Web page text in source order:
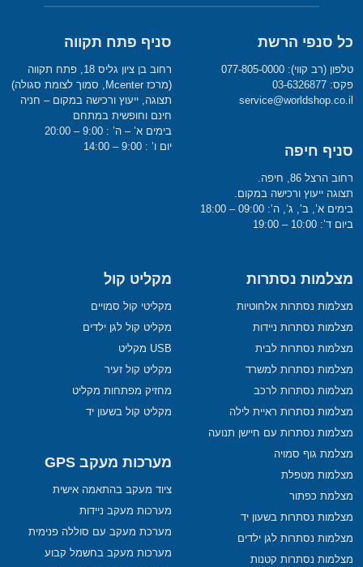
כל סנפי הרשת
טלפון (רב קווי): 077-805-0000
פקס: 03-6326877
service@worldshop.co.il
סניף חיפה
רחוב הרצל 86, חיפה.
תצוגה ייעוץ ורכישה במקום.
בימים א’, ב’, ג’, ה’: 09:00 – 18:00
ביום ד’: 10:00 – 19:00
סניף פתח תקווה
רחוב בן ציון גליס 18, פתח תקווה
(מרכז Mcenter, סמוך לצומת סגולה)
תצוגה, ייעוץ ורכישה במקום – חניה
חינם וחופשית במתחם
בימים א’ – ה’ : 9:00 – 20:00
יום ו’ : 9:00 – 14:00
מצלמות נסתרות
מצלמות נסתרות אלחוטיות
מצלמות נסתרות ניידות
מצלמות נסתרות לבית
מצלמות נסתרות למשרד
מצלמות נסתרות לרכב
מצלמות נסתרות ראיית לילה
מצלמות נסתרות עם חיישן תנועה
מצלמת גוף סמויה
מצלמות מטפלת
מצלמת כפתור
מצלמות נסתרות בשעון יד
מצלמות נסתרות לגן ילדים
מצלמות נסתרות קטנות
מקליט קול
מקליטי קול סמויים
מקליט קול לגן ילדים
USB מקליט
מקליט קול זעיר
מחזיק מפתחות מקליט
מקליט קול בשעון יד
מערכות מעקב GPS
ציוד מעקב בהתאמה אישית
מערכות מעקב ניידות
מערכת מעקב עם סוללה פנימית
מערכות מעקב בחשמל קבוע